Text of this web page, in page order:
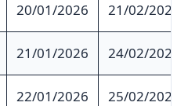
20/01/2026 21/02/2026
21/01/2026 24/02/2026
22/01/2026 25/02/2026